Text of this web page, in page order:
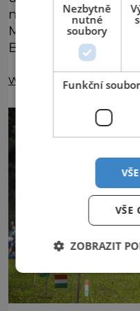
neboli největší
Moravě, zasazený
Baťovy metropole.
www.zlinfest.cz
Nezbytně
nutné
soubory
Funkční
VŠE
ZOBRAZIT